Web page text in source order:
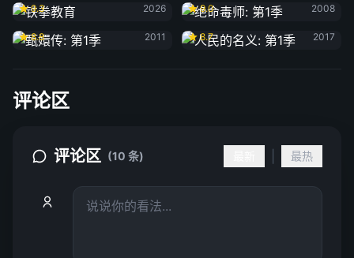
9.3
2026
9.0
2008
甄嬛传: 第1季
8.8
2011
人民的名义: 第1季
8.7
2017
评论区
评论区 (10 条) 最热